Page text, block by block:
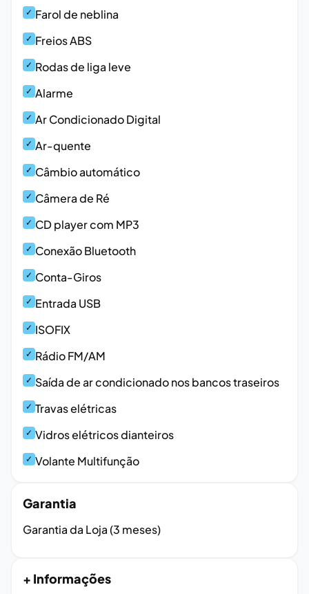
✓ Farol de neblina
✓ Freios ABS
✓ Rodas de liga leve
✓ Alarme
✓ Ar Condicionado Digital
✓ Ar-quente
✓ Câmbio automático
✓ Câmera de Ré
✓ CD player com MP3
✓ Conexão Bluetooth
✓ Conta-Giros
✓ Entrada USB
✓ ISOFIX
✓ Rádio FM/AM
✓ Saída de ar condicionado nos bancos traseiros
✓ Travas elétricas
✓ Vidros elétricos dianteiros
✓ Volante Multifunção
Garantia
Garantia da Loja (3 meses)
+ Informações